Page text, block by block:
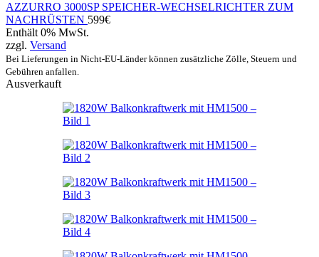
AZZURRO 3000SP SPEICHER-WECHSELRICHTER ZUM
NACHRÜSTEN 599€
Enthält 0% MwSt.
zzgl. Versand
Bei Lieferungen in Nicht-EU-Länder können zusätzliche Zölle, Steuern und
Gebühren anfallen.
Ausverkauft